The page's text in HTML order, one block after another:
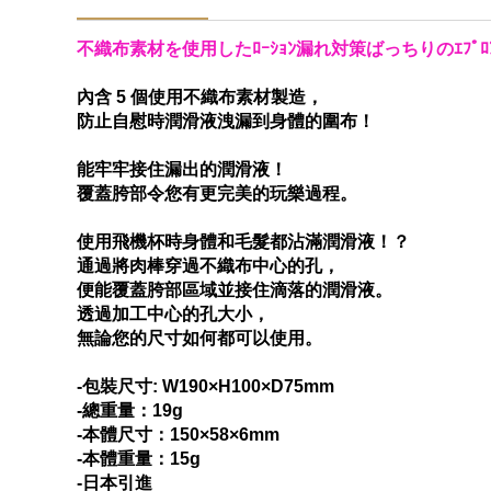
不織布素材を使用したﾛｰｼｮﾝ漏れ対策ばっちりのｴﾌﾟ
內含 5 個使用不織布素材製造，
防止自慰時潤滑液洩漏到身體的圍布！
能牢牢接住漏出的潤滑液！
覆蓋胯部令您有更完美的玩樂過程。
使用飛機杯時身體和毛髮都沾滿潤滑液！？
通過將肉棒穿過不織布中心的孔，
便能覆蓋胯部區域並接住滴落的潤滑液。
透過加工中心的孔大小，
無論您的尺寸如何都可以使用。
-包裝尺寸: W190×H100×D75mm
-總重量：19g
-本體尺寸：150×58×6mm
-本體重量：15g
-日本引進